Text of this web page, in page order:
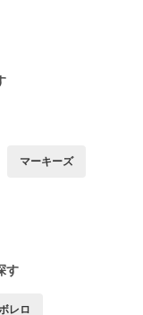
マーキーズ
す
レロ